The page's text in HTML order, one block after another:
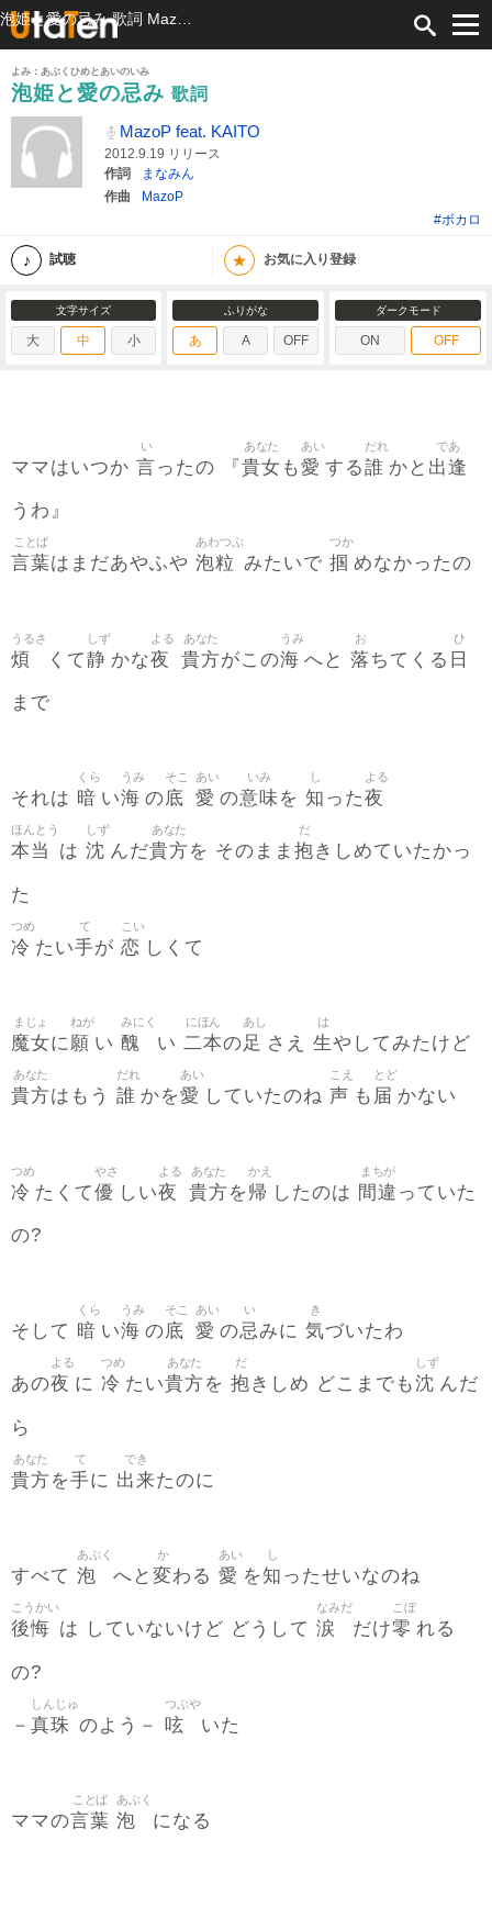
よみ：あぶくひめとあいのいみ
泡姫と愛の忌み 歌詞
MazoP feat. KAITO
2012.9.19 リリース
作詞
まなみん
作曲
MazoP
#ボカロ
試聴 ★ お気に入り登録
文字サイズ
大 中 小
ふりがな
あ A OFF
ダークモード
ON OFF
ママはいつか 言
い
ったの 『 貴女
あなた
も愛
あい
する誰
だれ
かと 出逢
であ
うわ』
言葉
ことば
はまだあやふや 泡粒
あわつぶ
みたいで 掴
つか
めなかったの
煩
うるさ
くて静
しず
かな夜
よる
貴方
あなた
がこの海
うみ
へと 落
お
ちてくる 日
ひ
まで
それは 暗
くら
い海
うみ
の底
そこ
愛
あい
の意味
いみ
を 知
し
った夜
よる
本当
ほんとう
は 沈
しず
んだ貴方
あなた
を そのまま 抱
だ
きしめていたかっ
た
冷
つめ
たい手
て
が 恋
こい
しくて
魔女
まじょ
に願
ねが
い 醜
みにく
い 二本
にほん
の足
あし
さえ 生
は
やしてみたけど
貴方
あなた
はもう 誰
だれ
かを愛
あい
していたのね 声
こえ
も 届
とど
かない
冷
つめ
たくて優
やさ
しい夜
よる
貴方
あなた
を帰
かえ
したのは 間違
まちが
っていた
の?
そして 暗
くら
い海
うみ
の底
そこ
愛
あい
の忌
い
みに 気
き
づいたわ
あの夜
よる
に 冷
つめ
たい貴方
あなた
を 抱
だ
きしめ どこまでも沈
しず
んだ
ら
貴方
あなた
を手
て
に 出来
でき
たのに
すべて 泡
あぶく
へと 変
か
わる 愛
あい
を知
し
ったせいなのね
後悔
こうかい
は していないけど どうして 涙
なみだ
だけ零
こぼ
れる
の?
－ 真珠
しんじゅ
のよう－ 呟
つぶや
いた
ママの言葉
ことば
泡
あぶく
になる